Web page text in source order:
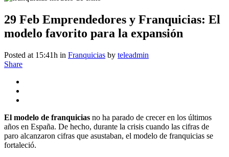
29 Feb Emprendedores y Franquicias: El
modelo favorito para la expansión
Posted at 15:41h in Franquicias by teleadmin
Share
El modelo de franquicias no ha parado de crecer en los últimos
años en España. De hecho, durante la crisis cuando las cifras de
paro alcanzaron cifras que asustaban, el modelo de franquicias se
fortaleció.